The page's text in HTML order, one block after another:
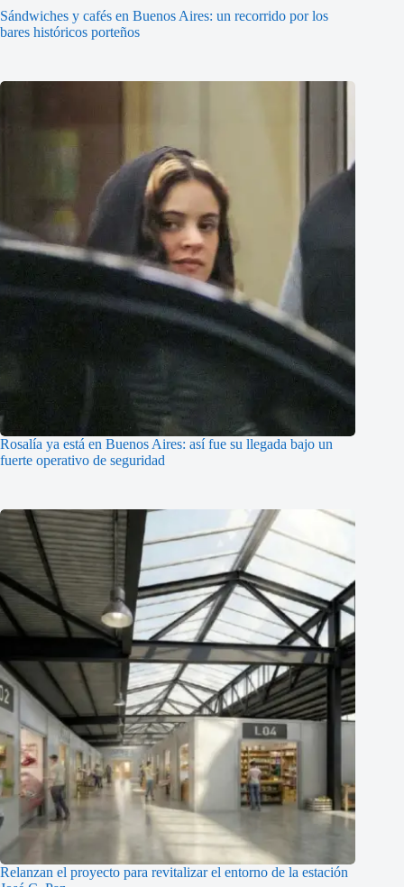
Sándwiches y cafés en Buenos Aires: un recorrido por los
bares históricos porteños
Rosalía ya está en Buenos Aires: así fue su llegada bajo un
fuerte operativo de seguridad
Relanzan el proyecto para revitalizar el entorno de la estación